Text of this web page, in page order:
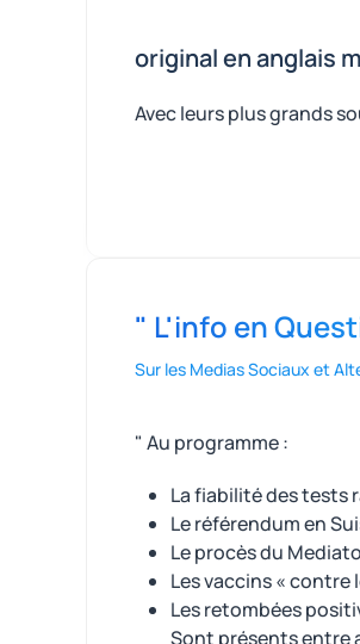
original en anglais
Avec leurs plus grands
" L'info en
Sur les Medias Sociaux et
" Au programme :
La fiabilité des tests
​Le référendum en
Le procès du
Les vaccins « contre
Les retombées
Sont présents entre